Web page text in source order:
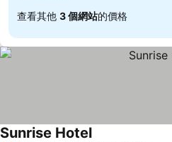
查看其他 3 個網站的價格
Sunrise Hotel